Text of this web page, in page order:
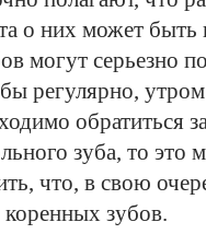
о них может
могут серьезно
регулярно,
обратиться
зуба, то это
что, в свою
зубов.